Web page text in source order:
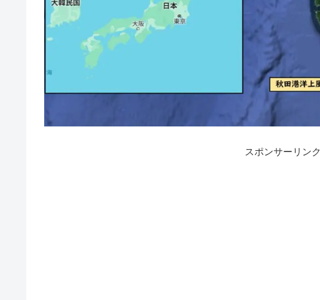
スポンサーリンク